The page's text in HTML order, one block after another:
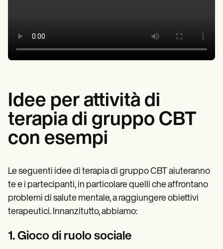
Idee per attività di
terapia di gruppo CBT
con esempi
Le seguenti idee di terapia di gruppo CBT aiuteranno
te e i partecipanti, in particolare quelli che affrontano
problemi di salute mentale, a raggiungere obiettivi
terapeutici. Innanzitutto, abbiamo:
1. Gioco di ruolo sociale